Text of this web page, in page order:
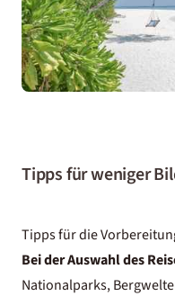
Tipps für weniger
Tipps für die
Bei der Auswahl des
Nationalparks,